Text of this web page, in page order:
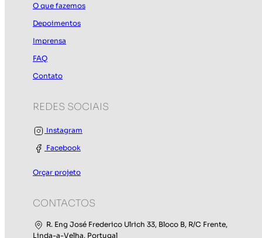
O que fazemos
Depoimentos
Imprensa
FAQ
Contato
REDES SOCIAIS
Instagram
Facebook
Orçar projeto
CONTACTOS
R. Eng José Frederico Ulrich 33, Bloco B, R/C Frente,
Linda-a-Velha, Portugal